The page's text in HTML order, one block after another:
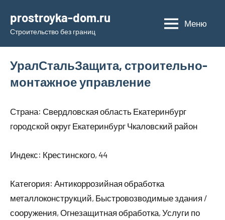
содержимому
prostroyka-dom.ru
Строительство без границ
Меню
УралСтальЗащита, строительно-
монтажное управление
Страна: Свердловская область Екатеринбург
городской округ Екатеринбург Чкаловский район
Индекс: Крестинского, 44
Категория: Антикоррозийная обработка
металлоконструкций, Быстровозводимые здания /
сооружения, Огнезащитная обработка, Услуги по